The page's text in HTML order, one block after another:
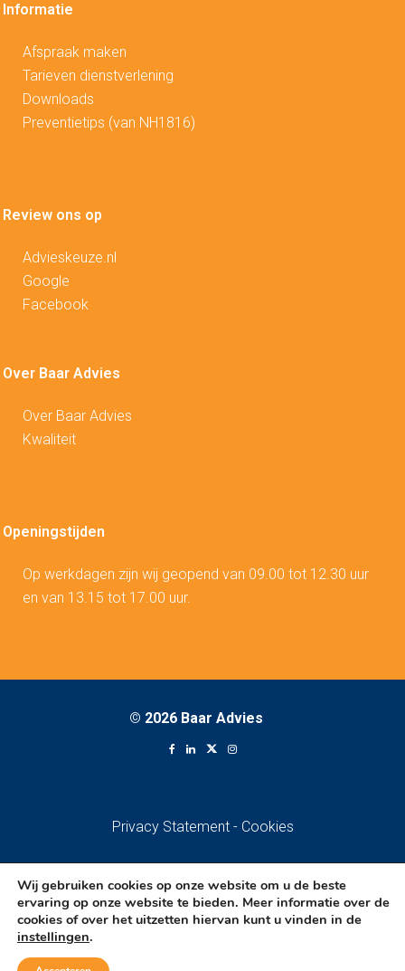
Informatie
Afspraak maken
Tarieven dienstverlening
Downloads
Preventietips (van NH1816)
Review ons op
Advieskeuze.nl
Google
Facebook
Over Baar Advies
Over Baar Advies
Kwaliteit
Openingstijden
Op werkdagen zijn wij geopend van 09.00 tot 12.30 uur
en van 13.15 tot 17.00 uur.
© 2026 Baar Advies
Privacy Statement - Cookies
Wij gebruiken cookies op onze website om u de beste
ervaring op onze website te bieden. Meer informatie over de
cookies of over het uitzetten hiervan kunt u vinden in de
instellingen.